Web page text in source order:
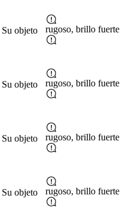
objeto
rugoso, brillo fuerte
objeto
rugoso, brillo fuerte
objeto
rugoso, brillo fuerte
objeto
rugoso, brillo fuerte